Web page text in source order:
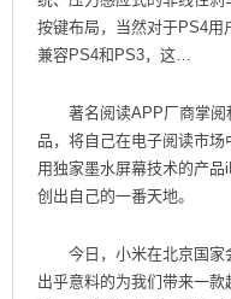
按键布局，当然对于PS4用
兼容PS4和PS3，这…
著名阅读APP厂商掌阅
品，将自己在电子阅读市
用独家墨水屏幕技术的产
创出自己的一番天地。
今日，小米在北京国家
出乎意料的为我们带来一